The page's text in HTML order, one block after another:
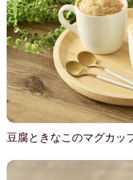
豆腐ときなこのマグカッ